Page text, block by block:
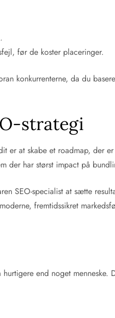
før de koster placeringer.
konkurrenterne, da du
strategi
at skabe et roadmap, der
der har størst impact på
SEO-specialist at sætte
fremtidssikret
end noget